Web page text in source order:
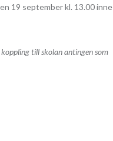
19 september kl. 13.00 inne
till skolan antingen som